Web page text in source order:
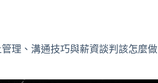
理、溝通技巧與薪資談判該怎麼做